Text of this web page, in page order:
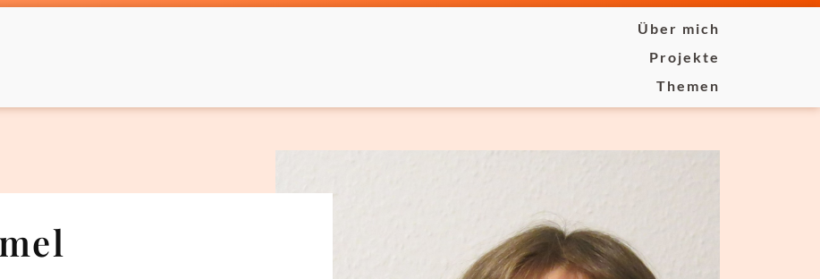
Über mich
Projekte
Themen